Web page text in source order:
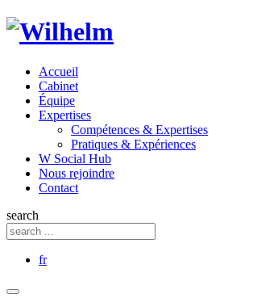
Accueil
Cabinet
Équipe
Expertises
Compétences & Expertises
Pratiques & Expériences
W Social Hub
Nous rejoindre
Contact
search
fr